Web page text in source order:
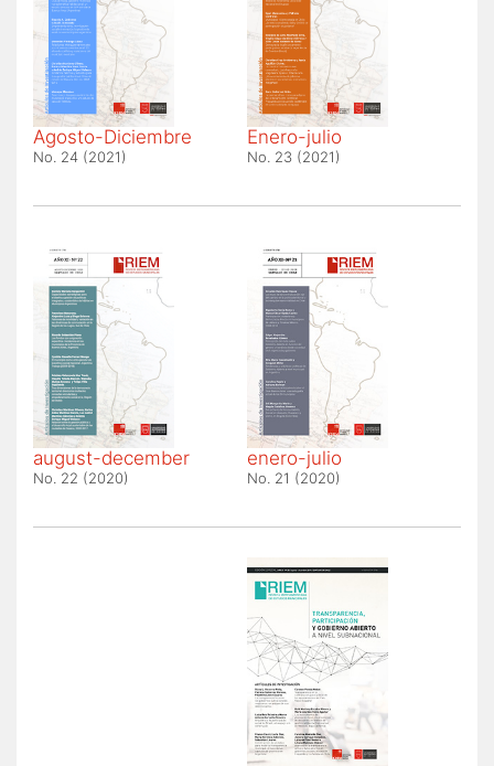
Agosto-Diciembre
No. 24 (2021)
Enero-julio
No. 23 (2021)
august-december
No. 22 (2020)
enero-julio
No. 21 (2020)